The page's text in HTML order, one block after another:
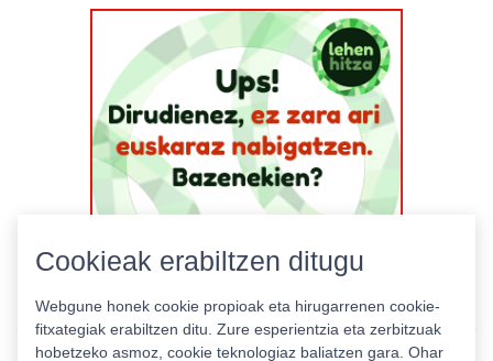
Cookieak erabiltzen ditugu
Webgune honek cookie propioak eta hirugarrenen cookie-
fitxategiak erabiltzen ditu. Zure esperientzia eta zerbitzuak
hobetzeko asmoz, cookie teknologiaz baliatzen gara. Ohar